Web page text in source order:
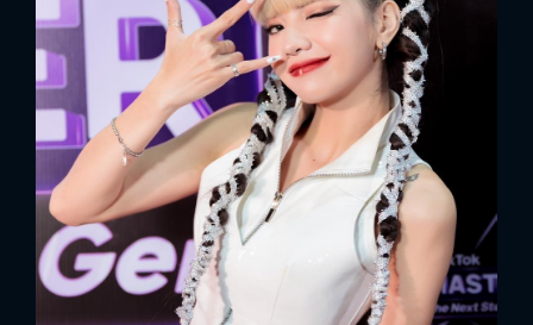
x
ĐĂNG NHẬP